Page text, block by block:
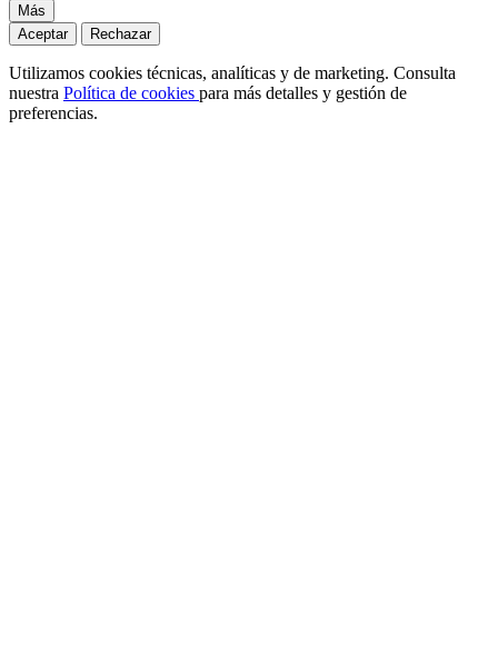
Más
Aceptar
Rechazar
Utilizamos cookies técnicas, analíticas y de marketing. Consulta
nuestra Política de cookies para más detalles y gestión de
preferencias.